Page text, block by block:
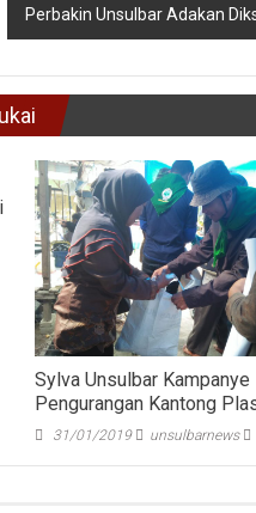
Perbakin Unsulbar Adakan
Sylva Unsulbar Kampanye
Pengurangan Kantong
31/01/2019 unsulbarnews